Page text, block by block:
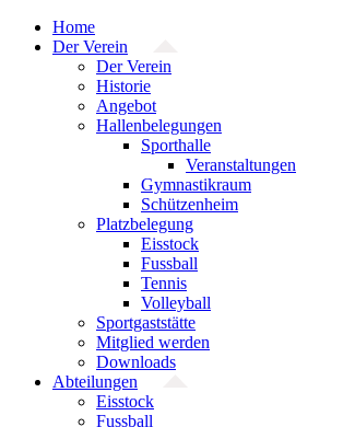
Zum
Inhalt
Home
Der Verein
Der Verein
Historie
Angebot
Hallenbelegungen
Sporthalle
Veranstaltungen
Gymnastikraum
Schützenheim
Platzbelegung
Eisstock
Fussball
Tennis
Volleyball
Sportgaststätte
Mitglied werden
Downloads
Abteilungen
Eisstock
Fussball